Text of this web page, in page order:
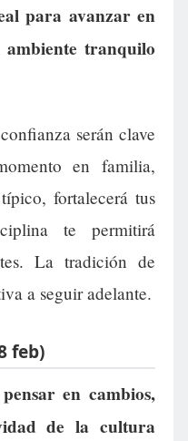
para avanzar en
ambiente tranquilo
serán clave
en familia,
fortalecerá tus
te permitirá
La tradición de
a seguir adelante.
feb)
en cambios,
de la cultura